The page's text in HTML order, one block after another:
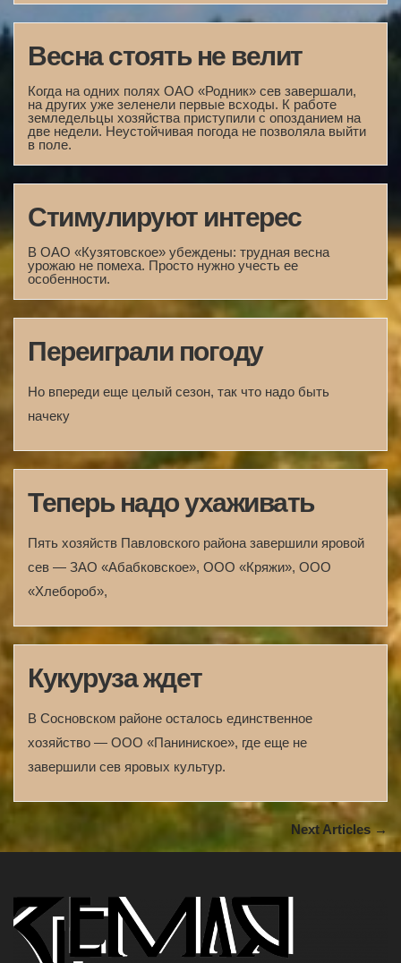
Весна стоять не велит
Когда на одних полях ОАО «Родник» сев завершали,
на других уже зеленели первые всходы. К работе
земледельцы хозяйства приступили с опозданием на
две недели. Неустойчивая погода не позволяла выйти
в поле.
Стимулируют интерес
В ОАО «Кузятовское» убеждены: трудная весна
урожаю не помеха. Просто нужно учесть ее
особенности.
Переиграли погоду
Но впереди еще целый сезон, так что надо быть
начеку
Теперь надо ухаживать
Пять хозяйств Павловского района завершили яровой
сев — ЗАО «Абабковское», ООО «Кряжи», ООО
«Хлебороб»,
Кукуруза ждет
В Сосновском районе осталось единственное
хозяйство — ООО «Паниниское», где еще не
завершили сев яровых культур.
Next Articles →